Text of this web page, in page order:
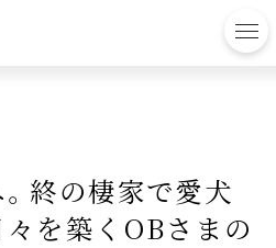
終の棲家で愛犬
を築くOBさまの